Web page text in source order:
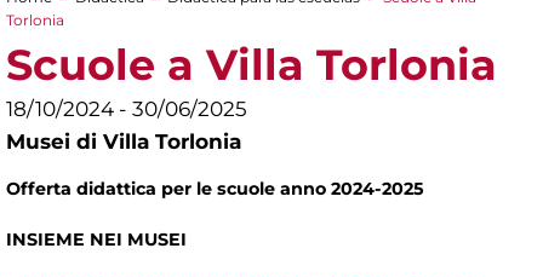
You are here
Torlonia
Scuole a Villa Torlonia
18/10/2024 - 30/06/2025
Musei di Villa Torlonia
Offerta didattica per le scuole anno 2024-2025
INSIEME NEI MUSEI